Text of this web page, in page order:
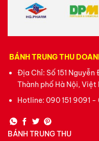
BÁNH TRUNG THU
Địa Chỉ: Số 151
Thành phố Hà Nội, Việt
Hotline: 090 151 9091 -
BÁNH TRUNG THU